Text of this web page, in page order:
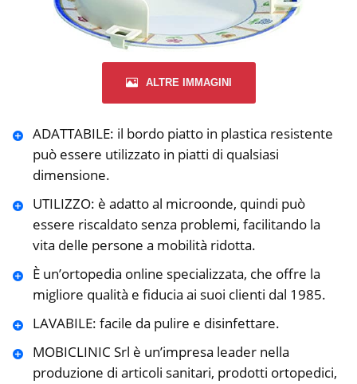
ALTRE IMMAGINI
ADATTABILE: il bordo piatto in plastica resistente
può essere utilizzato in piatti di qualsiasi
dimensione.
UTILIZZO: è adatto al microonde, quindi può
essere riscaldato senza problemi, facilitando la
vita delle persone a mobilità ridotta.
È un’ortopedia online specializzata, che offre la
migliore qualità e fiducia ai suoi clienti dal 1985.
LAVABILE: facile da pulire e disinfettare.
MOBICLINIC Srl è un’impresa leader nella
produzione di articoli sanitari, prodotti ortopedici,